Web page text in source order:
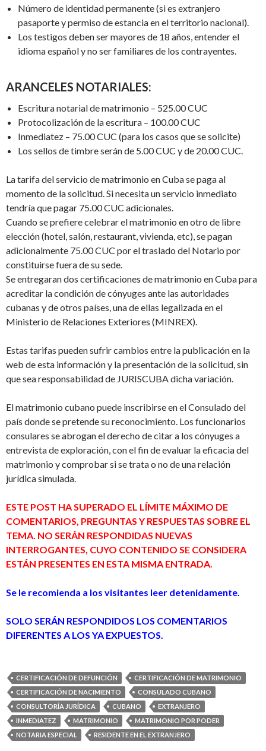
Número de identidad permanente (si es extranjero
pasaporte y permiso de estancia en el territorio nacional).
Los testigos deben ser mayores de 18 años, entender el
idioma español y no ser familiares de los contrayentes.
ARANCELES NOTARIALES:
Escritura notarial de matrimonio – 525.00 CUC
Protocolización de la escritura – 100.00 CUC
Inmediatez – 75.00 CUC (para los casos que se solicite)
Los sellos de timbre serán de 5.00 CUC y de 20.00 CUC.
La tarifa del servicio de matrimonio en Cuba se paga al
momento de la solicitud. Si necesita un servicio inmediato
tendría que pagar 75.00 CUC adicionales.
Cuando se prefiere celebrar el matrimonio en otro de libre
elección (hotel, salón, restaurant, vivienda, etc), se pagan
adicionalmente 75.00 CUC por el traslado del Notario por
constituirse fuera de su sede.
Se entregaran dos certificaciones de matrimonio en Cuba para
acreditar la condición de cónyuges ante las autoridades
cubanas y de otros países, una de ellas legalizada en el
Ministerio de Relaciones Exteriores (MINREX).
Estas tarifas pueden sufrir cambios entre la publicación en la
web de esta información y la presentación de la solicitud, sin
que sea responsabilidad de JURISCUBA dicha variación.
El matrimonio cubano puede inscribirse en el Consulado del
país donde se pretende su reconocimiento. Los funcionarios
consulares se abrogan el derecho de citar a los cónyuges a
entrevista de exploración, con el fin de evaluar la eficacia del
matrimonio y comprobar si se trata o no de una relación
jurídica simulada.
ESTE POST HA SUPERADO EL LÍMITE MÁXIMO DE
COMENTARIOS, PREGUNTAS Y RESPUESTAS SOBRE EL
TEMA. NO SERÁN RESPONDIDAS NUEVAS
INTERROGANTES, CUYO CONTENIDO SE CONSIDERA
ESTÁN PRESENTES EN ESTA MISMA ENTRADA.
Se le recomienda a los visitantes leer detenidamente.
SOLO SERÁN RESPONDIDOS LOS COMENTARIOS
DIFERENTES A LOS YA EXPUESTOS.
CERTIFICACIÓN DE DEFUNCIÓN
CERTIFICACIÓN DE MATRIMONIO
CERTIFICACIÓN DE NACIMIENTO
CONSULADO CUBANO
CONSULTORÍA JURÍDICA
CUBANO
EXTRANJERO
INMEDIATEZ
MATRIMONIO
MATRIMONIO POR PODER
NOTARIA ESPECIAL
RESIDENTE EN EL EXTRANJERO